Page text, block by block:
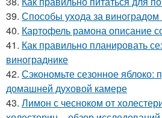
39. Способы ухода за виноградом
40. Картофель рамона описание
41. Как правильно планировать
винограднике
42. Сэкономьте сезонное яблоко:
домашней духовой камере
43. Лимон с чесноком от